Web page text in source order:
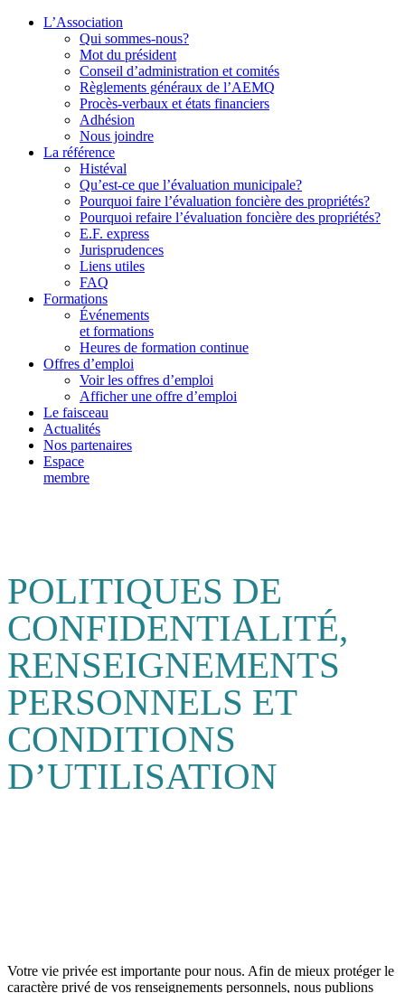
L’Association
Qui sommes-nous?
Mot du président
Conseil d’administration et comités
Règlements généraux de l’AEMQ
Procès-verbaux et états financiers
Adhésion
Nous joindre
La référence
Histéval
Qu’est-ce que l’évaluation municipale?
Pourquoi faire l’évaluation foncière des propriétés?
Pourquoi refaire l’évaluation foncière des propriétés?
E.F. express
Jurisprudences
Liens utiles
FAQ
Formations
Événements
et formations
Heures de formation continue
Offres d’emploi
Voir les offres d’emploi
Afficher une offre d’emploi
Le faisceau
Actualités
Nos partenaires
Espace
membre
POLITIQUES DE
CONFIDENTIALITÉ,
RENSEIGNEMENTS
PERSONNELS ET
CONDITIONS
D’UTILISATION
Votre vie privée est importante pour nous. Afin de mieux protéger le
caractère privé de vos renseignements personnels, nous publions